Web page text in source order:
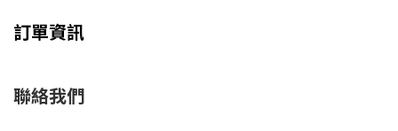
訂單資訊
聯絡我們